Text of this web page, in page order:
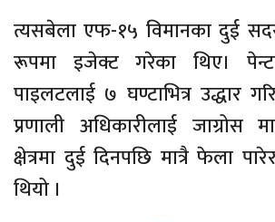
त्यसबेला एफ-१५ विमानका दुई
रूपमा इजेक्ट गरेका थिए।
पाइलटलाई ७ घण्टाभित्र उद्धार
प्रणाली अधिकारीलाई जाग्रोस
क्षेत्रमा दुई दिनपछि मात्रै फेला
थियो ।